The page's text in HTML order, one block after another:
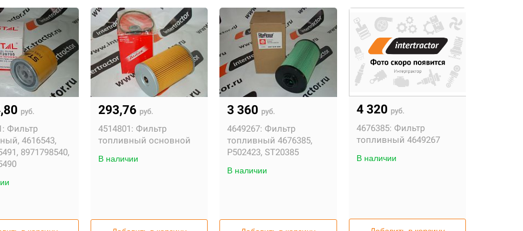
руб.
Фильтр
4616543,
8971798540,
293,76 руб.
4514801: Фильтр
топливный основной
В наличии
3 360 руб.
4649267: Фильтр
топливный 4676385,
P502423, ST20385
В наличии
4 320 руб.
4676385: Фильтр
топливный 4649267
В наличии